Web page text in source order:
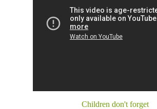
Children don't forget